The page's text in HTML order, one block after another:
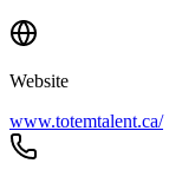
Website
www.totemtalent.ca/